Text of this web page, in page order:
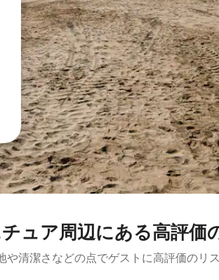
ュア⁠周⁠辺⁠に⁠あ⁠る高⁠評⁠価⁠
や清潔さなどの点でゲストに高評価のリ